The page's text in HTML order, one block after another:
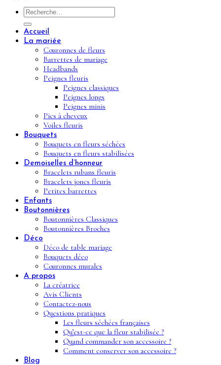
Recherche
pour :
Accueil
La mariée
Couronnes de fleurs
Barrettes de mariage
Headbands
Peignes fleuris
Peignes classiques
Peignes longs
Peignes minis
Pics à cheveux
Voiles fleuris
Bouquets
Bouquets en fleurs séchées
Bouquets en fleurs stabilisées
Demoiselles d’honneur
Bracelets rubans fleuris
Bracelets joncs fleuris
Petites barrettes
Enfants
Boutonnières
Boutonnières Classiques
Boutonnières Broches
Déco
Déco de table mariage
Bouquets déco
Couronnes murales
A propos
La créatrice
Avis Clients
Contactez-nous
Questions pratiques
Les fleurs séchées françaises
Qu’est-ce que la fleur stabilisée ?
Quand commander son accessoire ?
Comment conserver son accessoire ?
Blog